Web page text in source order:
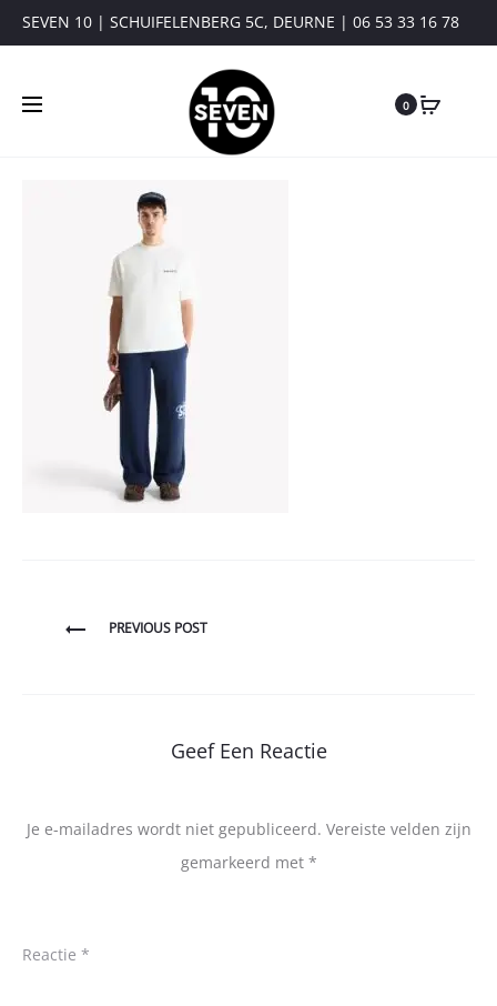
SEVEN 10 | SCHUIFELENBERG 5C, DEURNE | 06 53 33 16 78
0
BerichtPREVIOUS POST
Geef Een Reactie
Je e-mailadres wordt niet gepubliceerd. Vereiste velden zijn
gemarkeerd met *
Reactie *